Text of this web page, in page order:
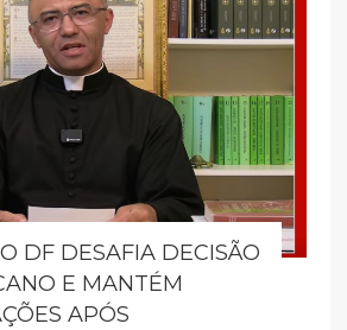
DF DESAFIA DECISÃO
E MANTÉM
APÓS